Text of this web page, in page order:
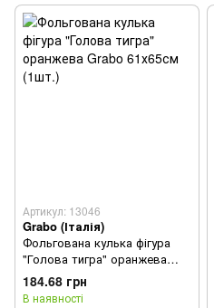
Артикул: 13046
Grabo (Італія)
Фольгована кулька фігура
"Голова тигра" оранжева
Grabo 61х65см (1шт.)
184.68 грн
В наявності